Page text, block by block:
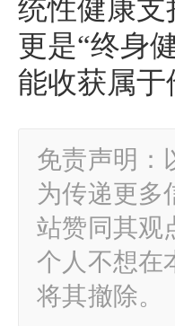
统性健康支
更是“终身
能收获属
免责声明：
为传递更多
站赞同其观
个人不想在
将其撤除。